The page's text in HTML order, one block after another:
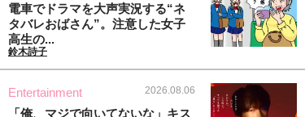
電車でドラマを大声実況する“ネ
タバレおばさん”。注意した女子
高生の...
鈴木詩子
Entertainment 2026.08.06
「俺、マジで向いてないな」キス